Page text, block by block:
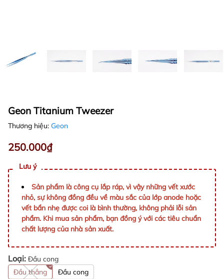
Geon Titanium Tweezer
Thương hiệu: Geon
250.000₫
Lưu ý
Sản phẩm là công cụ lắp ráp, vì vậy những vết xước
nhỏ, sự không đồng đều về màu sắc của lớp anode hoặc
vết bẩn nhẹ được coi là bình thường, không phải lỗi sản
phẩm. Khi mua sản phẩm, bạn đồng ý với các tiêu chuẩn
chất lượng của nhà sản xuất.
Loại: Đầu cong
Đầu thẳng
Đầu cong